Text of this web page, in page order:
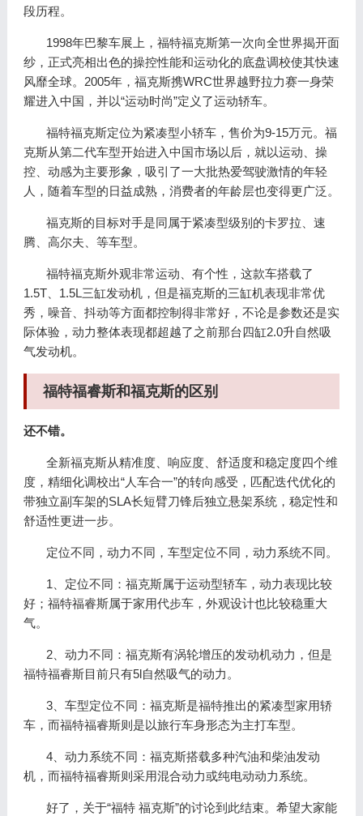
段历程。
1998年巴黎车展上，福特福克斯第一次向全世界揭开面
纱，正式亮相出色的操控性能和运动化的底盘调校使其快速
风靡全球。2005年，福克斯携WRC世界越野拉力赛一身荣
耀进入中国，并以“运动时尚”定义了运动轿车。
福特福克斯定位为紧凑型小轿车，售价为9-15万元。福
克斯从第二代车型开始进入中国市场以后，就以运动、操
控、动感为主要形象，吸引了一大批热爱驾驶激情的年轻
人，随着车型的日益成熟，消费者的年龄层也变得更广泛。
福克斯的目标对手是同属于紧凑型级别的卡罗拉、速
腾、高尔夫、等车型。
福特福克斯外观非常运动、有个性，这款车搭载了
1.5T、1.5L三缸发动机，但是福克斯的三缸机表现非常优
秀，噪音、抖动等方面都控制得非常好，不论是参数还是实
际体验，动力整体表现都超越了之前那台四缸2.0升自然吸
气发动机。
福特福睿斯和福克斯的区别
还不错。
全新福克斯从精准度、响应度、舒适度和稳定度四个维
度，精细化调校出“人车合一”的转向感受，匹配迭代优化的
带独立副车架的SLA长短臂刀锋后独立悬架系统，稳定性和
舒适性更进一步。
定位不同，动力不同，车型定位不同，动力系统不同。
1、定位不同：福克斯属于运动型轿车，动力表现比较
好；福特福睿斯属于家用代步车，外观设计也比较稳重大
气。
2、动力不同：福克斯有涡轮增压的发动机动力，但是
福特福睿斯目前只有5l自然吸气的动力。
3、车型定位不同：福克斯是福特推出的紧凑型家用轿
车，而福特福睿斯则是以旅行车身形态为主打车型。
4、动力系统不同：福克斯搭载多种汽油和柴油发动
机，而福特福睿斯则采用混合动力或纯电动动力系统。
好了，关于“福特 福克斯”的讨论到此结束。希望大家能